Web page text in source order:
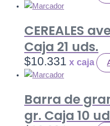
CEREALES
Caja 21 uds.
$10.331
Barra de
gr. Caja 10